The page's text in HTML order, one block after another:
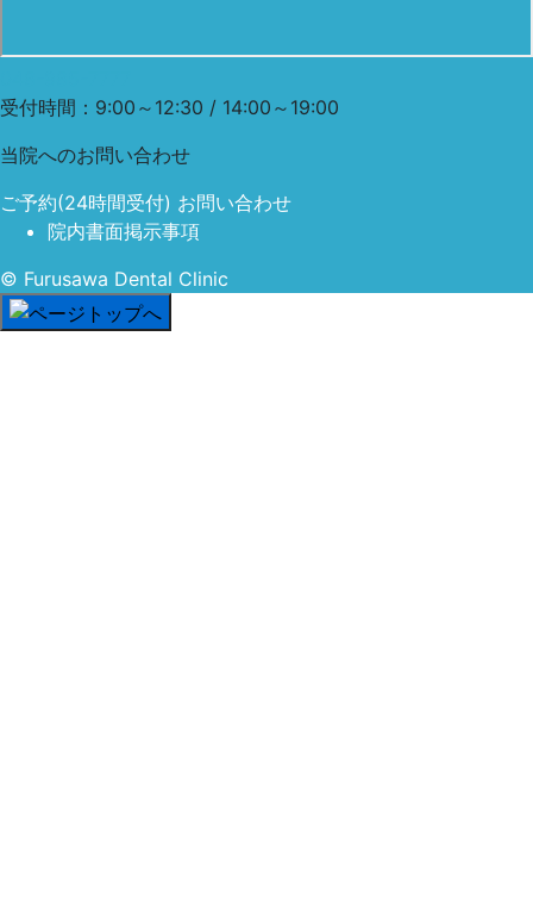
受付時間：9:00～12:30 / 14:00～19:00
当院へのお問い合わせ
ご予約(24時間受付) お問い合わせ
院内書面掲示事項
© Furusawa Dental Clinic